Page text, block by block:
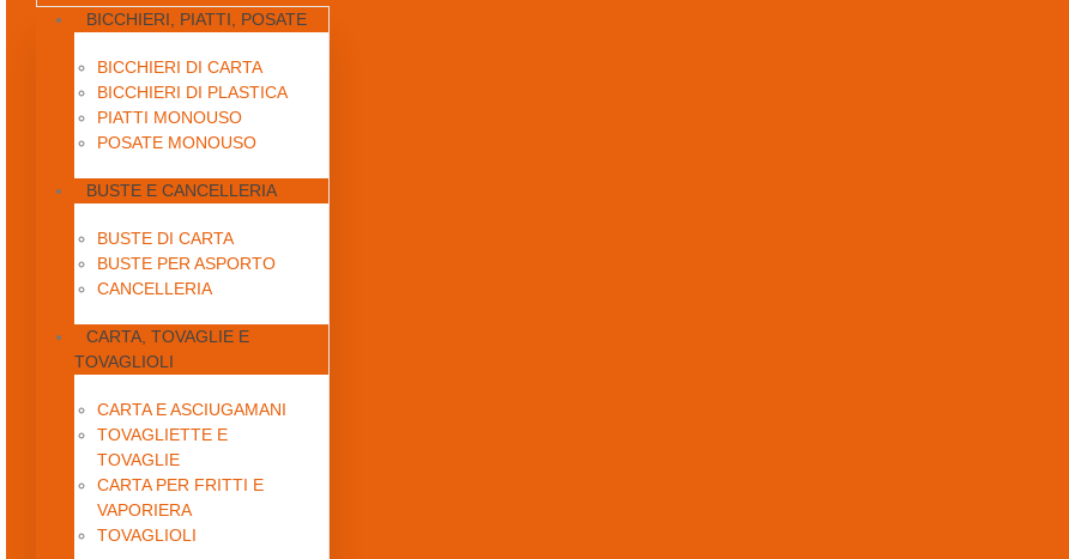
BICCHIERI, PIATTI, POSATE
BICCHIERI DI CARTA
BICCHIERI DI PLASTICA
PIATTI MONOUSO
POSATE MONOUSO
BUSTE E CANCELLERIA
BUSTE DI CARTA
BUSTE PER ASPORTO
CANCELLERIA
CARTA, TOVAGLIE E
TOVAGLIOLI
CARTA E ASCIUGAMANI
TOVAGLIETTE E
TOVAGLIE
CARTA PER FRITTI E
VAPORIERA
TOVAGLIOLI